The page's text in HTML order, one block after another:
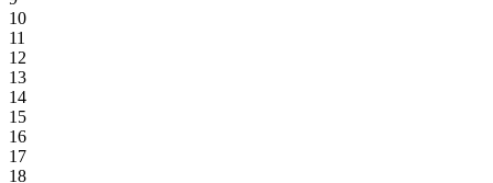
10
11
12
13
14
15
16
17
18